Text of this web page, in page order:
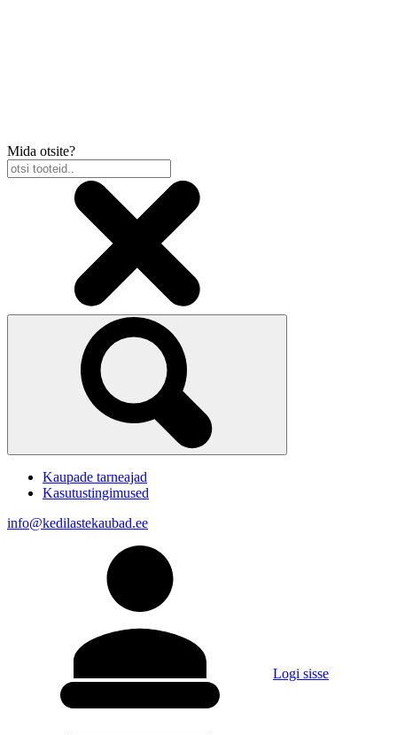
Mida otsite?
Kaupade tarneajad
Kasutustingimused
info@kedilastekaubad.ee
Logi sisse